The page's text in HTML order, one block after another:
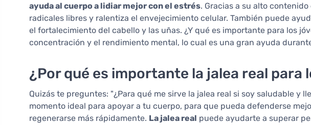
ayuda al cuerpo a lidiar mejor con el estrés. Gracias a su alto contenido
radicales libres y ralentiza el envejecimiento celular. También puede
el fortalecimiento del cabello y las uñas. ¿Y qué es importante para los
concentración y el rendimiento mental, lo cual es una gran ayuda
¿Por qué es importante la jalea real para
Quizás te preguntes: "¿Para qué me sirve la jalea real si soy saludable y
momento ideal para apoyar a tu cuerpo, para que pueda defenderse
regenerarse más rápidamente. La jalea real puede ayudarte a superar